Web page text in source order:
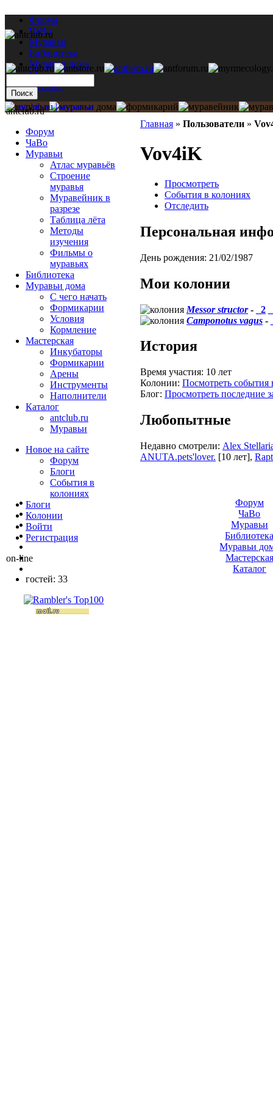
Форум
ЧаВо
Муравьи
Библиотека
Муравьи дома
Мастерская
Каталог
Главная » Пользователи »
Vov4iK
Просмотреть
События в колониях
Отследить
Персональная
День рождения: 21/02/1987
Мои колонии
Messor structor- _2
Camponotus vagus -
История
Время участия: 10 лет
Колонии: Посмотреть события
Блог: Просмотреть последние
Любопытные
Недавно смотрели: Alex
ANUTA.pets'lover. [10 лет],
antclub.ru
Форум
ЧаВо
Муравьи
Атлас муравьёв
Строение
муравья
Муравейник в
разрезе
Таблица лёта
Методы
изучения
Фильмы о
муравьях
Библиотека
Муравьи дома
С чего начать
Формикарии
Условия
Кормление
Мастерская
Инкубаторы
Формикарии
Арены
Инструменты
Наполнители
Каталог
antclub.ru
Муравьи
Новое на сайте
Форум
Блоги
События в
колониях
Блоги
Колонии
Войти
Peгиcтpaция
on-line
гостей: 33
Форум
ЧаВо
Муравьи
Муравьи
Мастерская
Каталог